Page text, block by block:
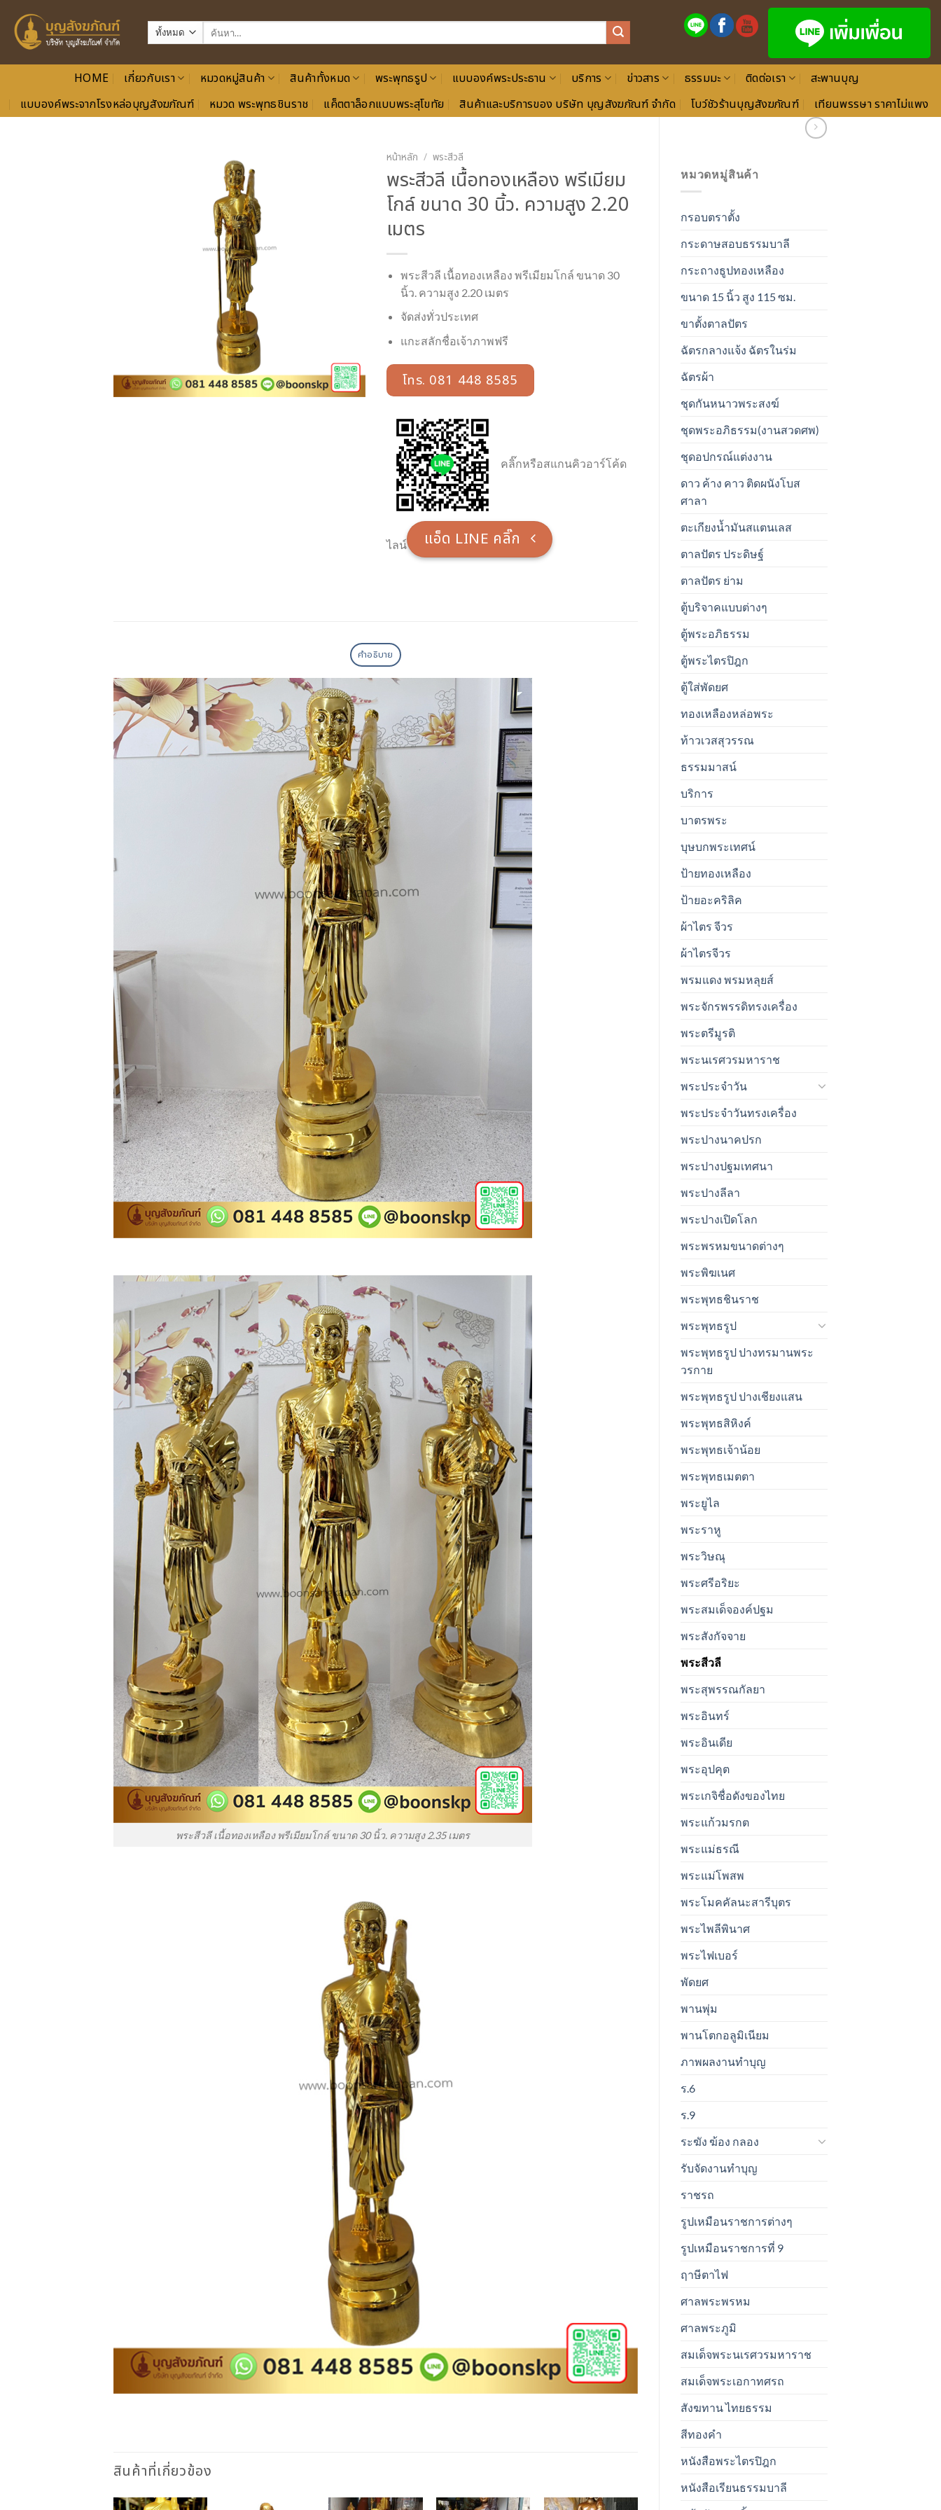
ค้นหา:
HOME เกี่ยวกับเรา หมวดหมู่สินค้า สินค้าทั้งหมด พระพุทธรูป แบบองค์พระประธาน บริการ ข่าวสาร ธรรมมะ ติดต่อเรา
สะพานบุญ
แบบองค์พระจากโรงหล่อบุญสังฆภัณฑ์
หมวด พระพุทธชินราช แค็ตตาล็อกแบบพระสุโขทัย สินค้าและบริการของ บริษัท บุญสังฆภัณฑ์ จำกัด โบว์ชัวร้านบุญสังฆภัณฑ์ เทียนพรรษา ราคาไม่แพง
หมวดหมู่สินค้า
กรอบตราตั้ง
กระดาษสอบธรรมบาลี
กระถางธูปทองเหลือง
ขนาด 15 นิ้ว สูง 115 ซม.
ขาตั้งตาลปัตร
ฉัตรกลางแจ้ง ฉัตรในร่ม
ฉัตรผ้า
ชุดกันหนาวพระสงฆ์
ชุดพระอภิธรรม(งานสวดศพ)
ชุดอปกรณ์แต่งงาน
ดาว ค้าง คาว ติดผนังโบส
ศาลา
ตะเกียงน้ำมันสแตนเลส
ตาลปัตร ประดิษฐ์
ตาลปัตร ย่าม
ตู้บริจาคแบบต่างๆ
ตู้พระอภิธรรม
ตู้พระไตรปิฎก
ตู้ใส่พัดยศ
ทองเหลืองหล่อพระ
ท้าวเวสสุวรรณ
ธรรมมาสน์
บริการ
บาตรพระ
บุษบกพระเทศน์
ป้ายทองเหลือง
ป้ายอะคริลิค
ผ้าไตร จีวร
ผ้าไตรจีวร
พรมแดง พรมหลุยส์
พระจักรพรรดิทรงเครื่อง
พระตรีมูรติ
พระนเรศวรมหาราช
พระประจำวัน
พระประจำวันทรงเครื่อง
พระปางนาคปรก
พระปางปฐมเทศนา
พระปางลีลา
พระปางเปิดโลก
พระพรหมขนาดต่างๆ
พระพิฆเนศ
พระพุทธชินราช
พระพุทธรูป
พระพุทธรูป ปางทรมานพระ
วรกาย
พระพุทธรูป ปางเชียงแสน
พระพุทธสิหิงค์
พระพุทธเจ้าน้อย
พระพุทธเมตตา
พระยูไล
พระราหู
พระวิษณุ
พระศรีอริยะ
พระสมเด็จองค์ปฐม
พระสังกัจจาย
พระสีวลี
พระสุพรรณกัลยา
พระอินทร์
พระอินเดีย
พระอุปคุต
พระเกจิชื่อดังของไทย
พระแก้วมรกต
พระแม่ธรณี
พระแม่โพสพ
พระโมคคัลนะสารีบุตร
พระไพลีพินาศ
พระไฟเบอร์
พัดยศ
พานพุ่ม
พานโตกอลูมิเนียม
ภาพผลงานทำบุญ
ร.6
ร.9
ระฆัง ฆ้อง กลอง
รับจัดงานทำบุญ
ราชรถ
รูปเหมือนราชการต่างๆ
รูปเหมือนราชการที่ 9
ฤาษีตาไฟ
ศาลพระพรหม
ศาลพระภูมิ
สมเด็จพระนเรศวรมหาราช
สมเด็จพระเอกาทศรถ
สังฆทาน ไทยธรรม
สีทองคำ
หนังสือพระไตรปิฎก
หนังสือเรียนธรรมบาลี
หน้าหลัก / พระสีวลี
พระสีวลี เนื้อทองเหลือง พรีเมียม
โกล์ ขนาด 30 นิ้ว. ความสูง 2.20
เมตร
พระสีวลี เนื้อทองเหลือง พรีเมียมโกล์ ขนาด 30
นิ้ว. ความสูง 2.20 เมตร
จัดส่งทั่วประเทศ
แกะสลักชื่อเจ้าภาพฟรี
โทร. 081 448 8585
คลิ๊กหรือสแกนคิวอาร์โค้ด
ไลน์ แอ็ด LINE คลิ๊ก
คำอธิบาย
พระสีวลี เนื้อทองเหลือง พรีเมียมโกล์ ขนาด 30 นิ้ว. ความสูง 2.35 เมตร
สินค้าที่เกี่ยวข้อง